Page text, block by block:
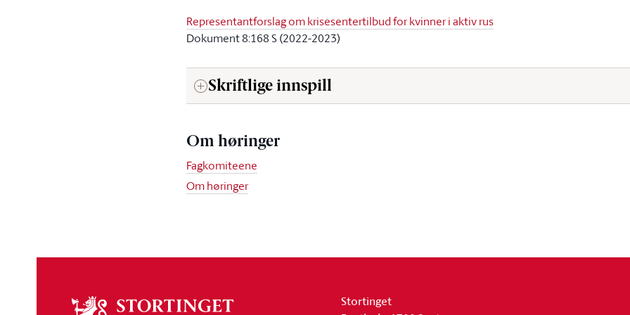
Representantforslag om krisesentertilbud for kvinner i aktiv rus
Dokument 8:168 S (2022-2023)
Skriftlige innspill
Om høringer
Fagkomiteene
Om høringer
Stortinget